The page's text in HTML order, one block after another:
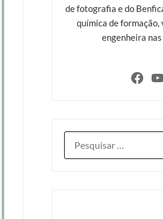
de fotografia e do
química de
engenheira